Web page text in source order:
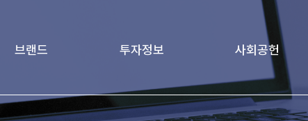
브랜드 투자정보 사회공헌